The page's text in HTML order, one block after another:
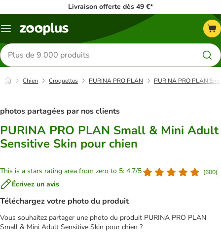
Livraison offerte dès 49 €*
Menu
Rechercher
des
produits
Chien Croquettes PURINA PRO PLAN PURINA PRO PLAN
photos partagées par nos clients
PURINA PRO PLAN Small & Mini Adult
Sensitive Skin pour chien
This is a stars rating area from zero to 5: 4.7/5 (600)
Écrivez un avis
Téléchargez votre photo du produit
Vous souhaitez partager une photo du produit PURINA PRO PLAN
Small & Mini Adult Sensitive Skin pour chien ?